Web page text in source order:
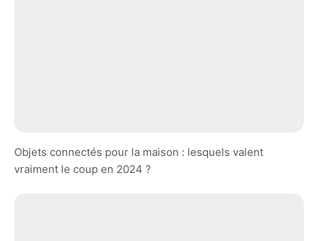
Objets connectés pour la maison : lesquels valent
vraiment le coup en 2024 ?